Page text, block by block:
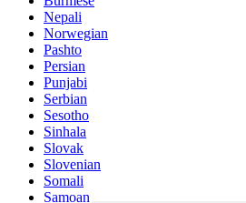
Nepali
Norwegian
Pashto
Persian
Punjabi
Serbian
Sesotho
Sinhala
Slovak
Slovenian
Somali
Samoan